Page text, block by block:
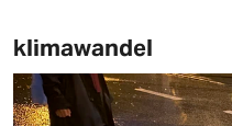
klimawandel